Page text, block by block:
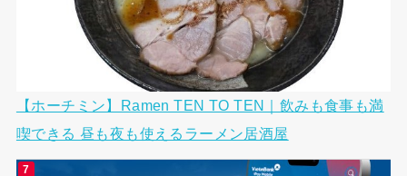
【ホーチミン】Ramen TEN TO TEN｜飲みも食事も満
喫できる 昼も夜も使えるラーメン居酒屋